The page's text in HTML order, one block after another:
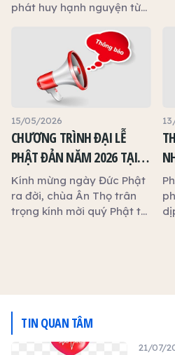
phát huy hạnh nguyện từ
Giáo hội Phật giáo Việt
Nam tỉnh Tây Ninh, Hội Chữ
thập đỏ tỉnh Tây Ninh và
chùa Ân Thọ phối hợp với
Bệnh viện Chợ Rẫy
(TP.HCM) tổ chức chương
trình Hiến máu nhân đạo.
Kính mời quý Phật tử và
quý thiện tín cùng phát
tâm tham gia, trao tặng
những giọt máu hiếu thảo,
góp phần cứu người, lan
15/05/2026
CHƯƠNG TRÌNH ĐẠI LỄ
PHẬT ĐẢN NĂM 2026 TẠI
CHÙA ÂN THỌ
Kính mừng ngày Đức Phật
ra đời, chùa Ân Thọ trân
trọng kính mời quý Phật tử
TIN QUAN TÂM
21/07/